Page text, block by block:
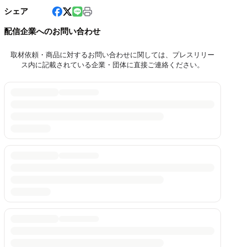
シェア
配信企業へのお問い合わせ
取材依頼・商品に対するお問い合わせに関しては、プレスリリー
ス内に記載されている企業・団体に直接ご連絡ください。